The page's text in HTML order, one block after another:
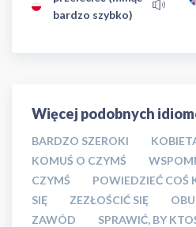
bardzo szybko)
Więcej podobnych
BARDZO SZEROKI
KOMUŚ O CZYMŚ
CZYMŚ
POWIEDZIEĆ COŚ
SIĘ
ZEZŁOŚCIĆ SIĘ
ZAWÓD
SPRAWIĆ, BY